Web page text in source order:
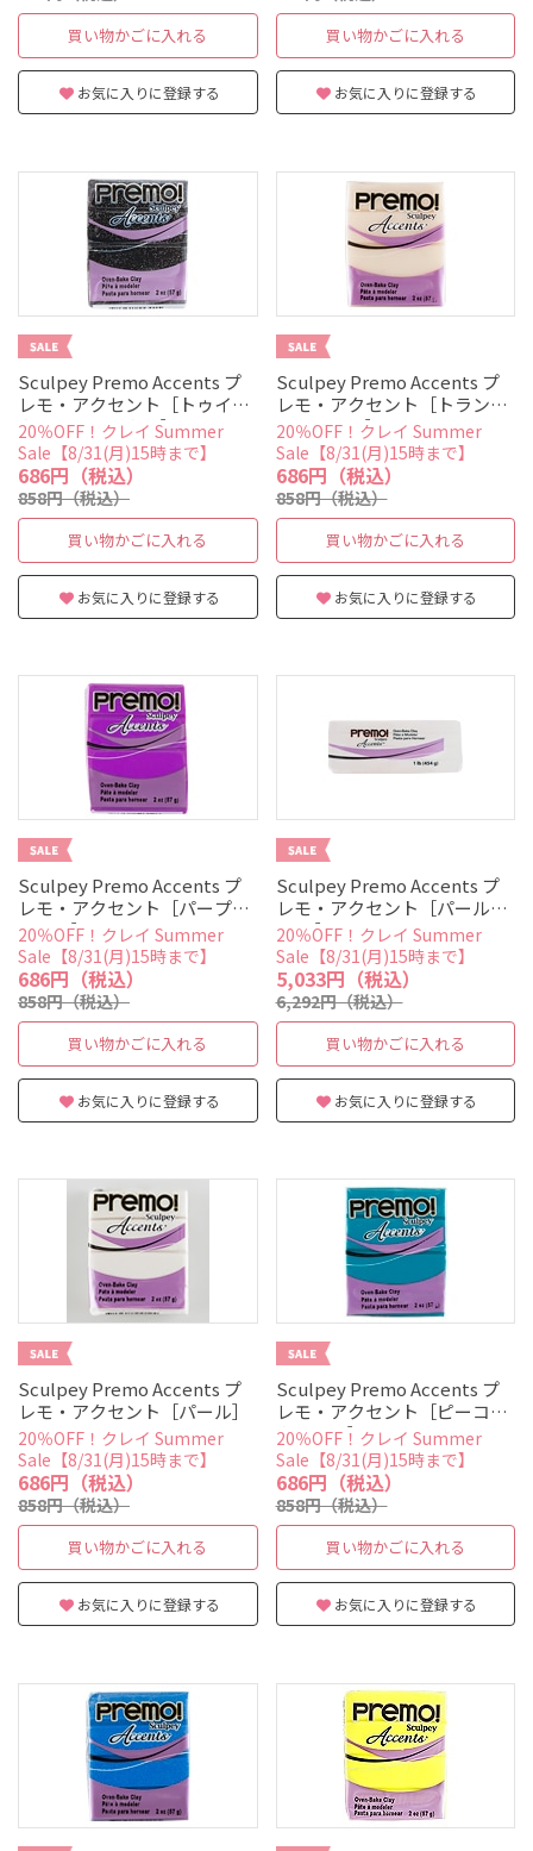
買い物かごに入れる
お気に入りに登録する
買い物かごに入れる
お気に入りに登録する
Sculpey Premo Accents プ
レモ・アクセント［トゥイン
クルトゥインクル］
20％OFF！クレイ Summer
Sale【8/31(月)15時まで】
686円（税込）
858円（税込）
買い物かごに入れる
お気に入りに登録する
Sculpey Premo Accents プ
レモ・アクセント［トランス
ルーセント］
20％OFF！クレイ Summer
Sale【8/31(月)15時まで】
686円（税込）
858円（税込）
買い物かごに入れる
お気に入りに登録する
Sculpey Premo Accents プ
レモ・アクセント［パープル
パール］
20％OFF！クレイ Summer
Sale【8/31(月)15時まで】
686円（税込）
858円（税込）
買い物かごに入れる
お気に入りに登録する
Sculpey Premo Accents プ
レモ・アクセント［パール
16oz］
20％OFF！クレイ Summer
Sale【8/31(月)15時まで】
5,033円（税込）
6,292円（税込）
買い物かごに入れる
お気に入りに登録する
Sculpey Premo Accents プ
レモ・アクセント［パール］
20％OFF！クレイ Summer
Sale【8/31(月)15時まで】
686円（税込）
858円（税込）
買い物かごに入れる
お気に入りに登録する
Sculpey Premo Accents プ
レモ・アクセント［ピーコッ
クパール］
20％OFF！クレイ Summer
Sale【8/31(月)15時まで】
686円（税込）
858円（税込）
買い物かごに入れる
お気に入りに登録する